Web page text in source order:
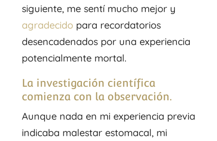
siguiente, me sentí mucho mejor y
agradecidopara recordatorios
desencadenados por una experiencia
potencialmente mortal.
La investigación científica
comienza con la observación.
Aunque nada en mi experiencia previa
indicaba malestar estomacal, mi